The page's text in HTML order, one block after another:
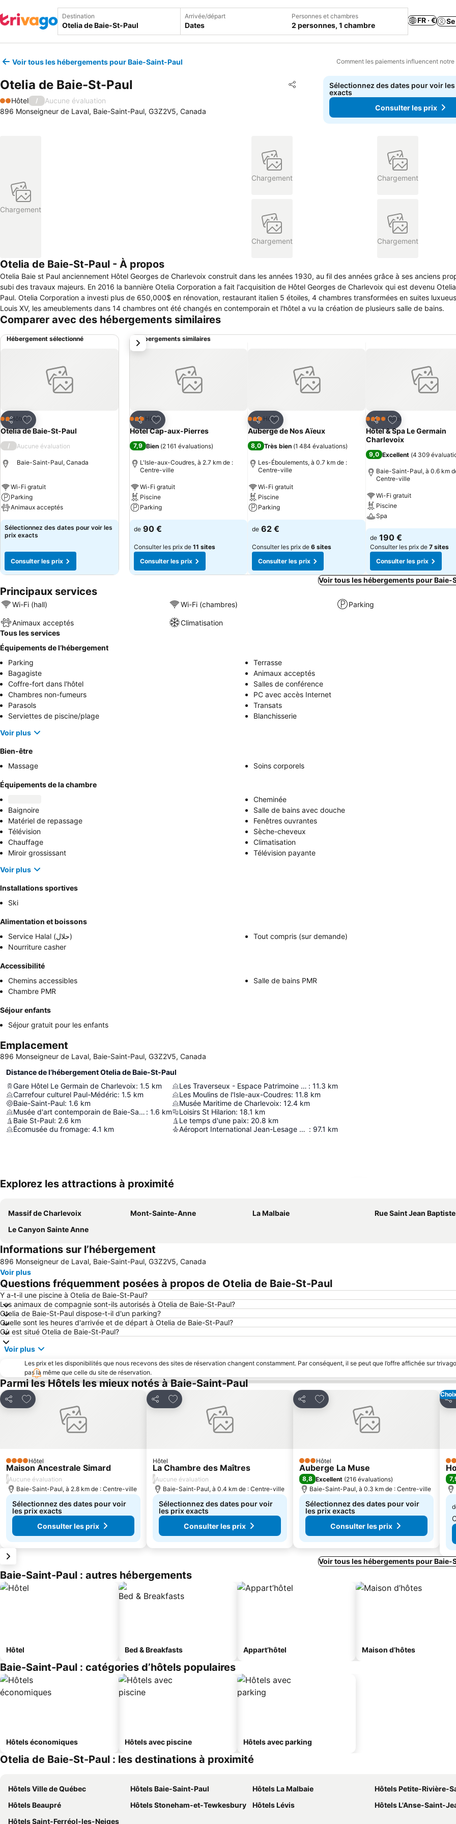
Destination Arrivée/départ
Dates
Personnes et chambres
2 personnes, 1 chambre
FR · €
Voir tous les hébergements pour Baie-Saint-Paul Comment les paiements influencent
Otelia de Baie-St-Paul Partager
Ajouter à mes favoris
2 Étoiles
Hôtel /
Aucune évaluation
896 Monseigneur de Laval, Baie-Saint-Paul, G3Z2V5, Canada
Sélectionnez des dates pour voir
exacts
Consulter les prix
Chargement
Chargement Chargement
Chargement Chargement
Otelia de Baie-St-Paul - À propos
Otelia Baie st Paul anciennement Hôtel Georges de Charlevoix construit dans les années 1930, au fil des années grâce à ses anciens
subi des travaux majeurs. En 2016 la bannière Otelia Corporation a fait l'acquisition de Hôtel Georges de Charlevoix qui est devenu Otelia Baie St.
Paul. Otelia Corporation a investi plus de 650,000$ en rénovation, restaurant italien 5 étoiles, 4 chambres transformées en suites
Louis XV, les ameublements dans 14 chambres ont été changés en contemporain et l'hôtel a vu la création de plusieurs salle de bains.
Comparer avec des hébergements similaires
Hébergement sélectionné
Partager
Ajouter à mes favoris
2 Étoiles
Hôtel
Otelia de Baie-St-Paul
/ Aucune évaluation
Baie-Saint-Paul, Canada
Wi-Fi gratuit
Parking
Animaux acceptés
Sélectionnez des dates pour voir les
prix exacts
Consulter les prix
Hébergements similaires
Partager
Ajouter à mes favoris
3 ÉtoilesHôtel
Hotel Cap-aux-Pierres
7,9 Bien (2 161 évaluations)
L'Isle-aux-Coudres, à 2.7 km de :
Centre-ville
Wi-Fi gratuit
Piscine
Parking
de 90 €
Consulter les prix de 11 sites
Consulter les prix
Partager
Ajouter à mes favoris
3 ÉtoilesHôtel
Auberge de Nos Aïeux
8,0 Très bien (1 484 évaluations)
Les-Éboulements, à 0.7 km de :
Centre-ville
Wi-Fi gratuit
Piscine
Parking
de 62 €
Consulter les prix de 6 sites
Consulter les prix
Partager
Ajouter à mes
4 ÉtoilesHôtel
Hôtel & Spa Le Germain
Charlevoix
9,0 Excellent (4 309
Baie-Saint-Paul, à 0.6 km
Centre-ville
Wi-Fi gratuit
Piscine
Spa
de 190 €
Consulter les prix de 7 sites
Consulter les prix
suivant
Voir tous les hébergements pour Baie-
Principaux services
Wi-Fi (hall) Wi-Fi (chambres) Parking
Animaux acceptés
Climatisation
Tous les services
Équipements de l’hébergement
Parking
Terrasse
Bagagiste
Animaux acceptés
Coffre-fort dans l'hôtel
Salles de conférence
Chambres non-fumeurs
PC avec accès Internet
Parasols
Transats
Serviettes de piscine/plage
Blanchisserie
Voir plus
Bien-être
Massage
Soins corporels
Équipements de la chambre
Cheminée
Baignoire
Salle de bains avec douche
Matériel de repassage
Fenêtres ouvrantes
Télévision
Sèche-cheveux
Chauffage
Climatisation
Miroir grossissant
Télévision payante
Voir plus
Installations sportives
Ski
Alimentation et boissons
Service Halal (حلال)
Tout compris (sur demande)
Nourriture casher
Accessibilité
Chemins accessibles
Salle de bains PMR
Chambre PMR
Séjour enfants
Séjour gratuit pour les enfants
Emplacement
896 Monseigneur de Laval, Baie-Saint-Paul, G3Z2V5, Canada
Distance de l’hébergement Otelia de Baie-St-Paul
Gare Hôtel Le Germain de Charlevoix: 1.5 km
Carrefour culturel Paul-Médéric: 1.5 km
Baie-Saint-Paul: 1.6 km
Musée d'art contemporain de Baie-Saint-Paul : 1.6 km
Baie St-Paul: 2.6 km
Écomusée du fromage: 4.1 km
Les Traverseux - Espace Patrimoine Canot à Glace / Musee Les Voitures D'eau : 11.3 km
Les Moulins de l'Isle-aux-Coudres: 11.8 km
Musée Maritime de Charlevoix: 12.4 km
Loisirs St Hilarion: 18.1 km
Le temps d'une paix: 20.8 km
Aéroport International Jean-Lesage De Québec : 97.1 km
Explorez les attractions à proximité
Massif de Charlevoix Mont-Sainte-Anne La Malbaie
Rue Saint Jean Baptiste
Le Canyon Sainte Anne
Informations sur l’hébergement
896 Monseigneur de Laval, Baie-Saint-Paul, G3Z2V5, Canada
Voir plus
Questions fréquemment posées à propos de Otelia de Baie-St-Paul
Y a-t-il une piscine à Otelia de Baie-St-Paul?
Les animaux de compagnie sont-ils autorisés à Otelia de Baie-St-Paul?
Otelia de Baie-St-Paul dispose-t-il d'un parking?
Quelle sont les heures d'arrivée et de départ à Otelia de Baie-St-Paul?
Où est situé Otelia de Baie-St-Paul?
Voir plus
Les prix et les disponibilités que nous recevons des sites de réservation changent constamment. Par conséquent, il se peut que l’offre affichée sur
pas la même que celle du site de réservation.
Parmi les Hôtels les mieux notés à Baie-Saint-Paul
Partager
Ajouter à mes favoris
4 ÉtoilesHôtel
Maison Ancestrale Simard
/Aucune évaluation
Baie-Saint-Paul, à 2.8 km de : Centre-ville
Sélectionnez des dates pour voir
les prix exacts
Consulter les prix
Partager
Ajouter à mes favoris
Hôtel
La Chambre des Maîtres
/Aucune évaluation
Baie-Saint-Paul, à 0.4 km de : Centre-ville
Sélectionnez des dates pour voir
les prix exacts
Consulter les prix
Partager
Ajouter à mes favoris
3 Étoiles
Hôtel
Auberge La Muse
8,8 Excellent (216 évaluations)
Baie-Saint-Paul, à 0.3 km de : Centre-ville
Sélectionnez des dates pour voir
les prix exacts
Consulter les prix
3
Voir tous les hébergements pour Baie-
Baie-Saint-Paul : autres hébergements
Hôtel Bed & Breakfasts Appart’hôtel Maison d’hôtes
Baie-Saint-Paul : catégories d’hôtels populaires
Hôtels économiques Hôtels avec piscine Hôtels avec parking
Otelia de Baie-St-Paul : les destinations à proximité
Hôtels Ville de Québec Hôtels Baie-Saint-Paul Hôtels La Malbaie
Hôtels Petite-Rivière-
Hôtels Beaupré
Hôtels Stoneham-et-Tewkesbury Hôtels Lévis
Hôtels L'Anse-Saint-
Hôtels Saint-Ferréol-les-Neiges